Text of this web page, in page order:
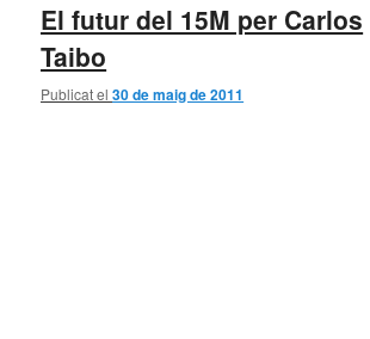
El futur del 15M per Carlos
Taibo
Publicat el30 de maig de 2011